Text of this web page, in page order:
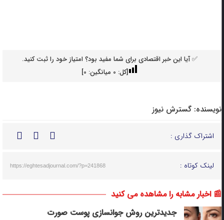
✅ آیا این خبر اقتصادی برای شما مفید بود؟ امتیاز خود را ثبت کنید.
[کل: 0میانگین: 0
]
نویسنده: گسترش نیوز
اشتراک گذاری :
لینک کوتاه : https://eghtesadjournal.com/?p=241868
📰 اخبار مشابه را مشاهده می کنید
جدیدترین روش جوانسازی پوست صورت